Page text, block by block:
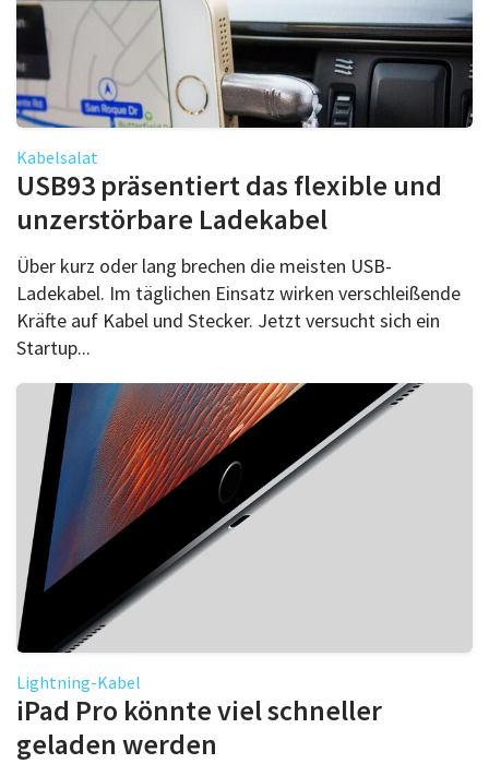
Kabelsalat
USB93 präsentiert das flexible und
unzerstörbare Ladekabel
Über kurz oder lang brechen die meisten USB-
Ladekabel. Im täglichen Einsatz wirken verschleißende
Kräfte auf Kabel und Stecker. Jetzt versucht sich ein
Startup...
Lightning-Kabel
iPad Pro könnte viel schneller
geladen werden